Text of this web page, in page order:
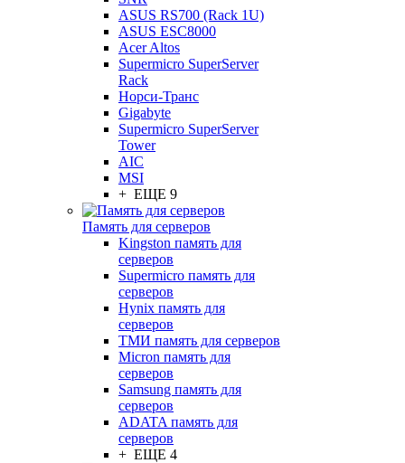
ASUS RS700 (Rack 1U)
ASUS ESC8000
Acer Altos
Supermicro SuperServer
Rack
Норси-Транс
Gigabyte
Supermicro SuperServer
Tower
AIC
MSI
+ ЕЩЕ 9
Память для серверов
Kingston память для
серверов
Supermicro память для
серверов
Hynix память для
серверов
ТМИ память для серверов
Micron память для
серверов
Samsung память для
серверов
ADATA память для
серверов
+ ЕЩЕ 4